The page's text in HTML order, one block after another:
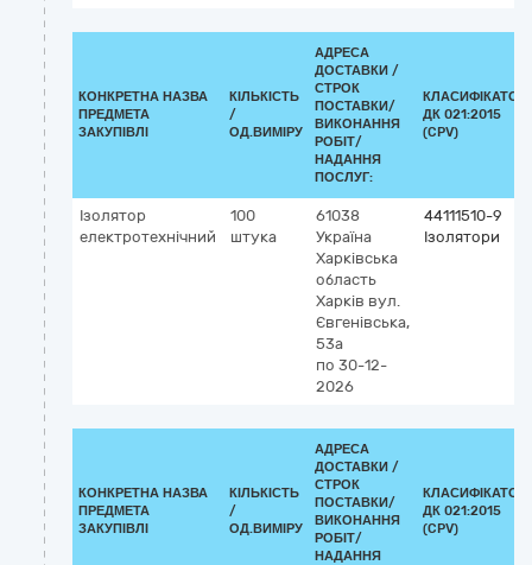
КОНКРЕТНА НАЗВА
ПРЕДМЕТА
ЗАКУПІВЛІ
КІЛЬКІСТЬ
/
ОД.ВИМІРУ
АДРЕСА
ДОСТАВКИ /
СТРОК
ПОСТАВКИ/
ВИКОНАННЯ
РОБІТ/
НАДАННЯ
ПОСЛУГ:
КЛАСИФІКАТОР
ДК 021:2015
(CPV)
Ізолятор
електротехнічний
100
штука
61038
Україна
Харківська
область
Харків вул.
Євгенівська,
53а
по 30-12-
2026
44111510-9
Ізолятори
КОНКРЕТНА НАЗВА
ПРЕДМЕТА
ЗАКУПІВЛІ
КІЛЬКІСТЬ
/
ОД.ВИМІРУ
АДРЕСА
ДОСТАВКИ /
СТРОК
ПОСТАВКИ/
ВИКОНАННЯ
РОБІТ/
НАДАННЯ
КЛАСИФІКАТОР
ДК 021:2015
(CPV)